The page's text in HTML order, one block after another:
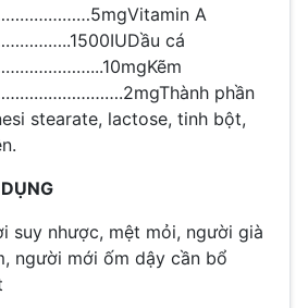
Vitamin A
Dầu cá
Kẽm
Thành phần
stearate, lactose, tinh bột,
suy nhược, mệt mỏi, người già
người mới ốm dậy cần bổ